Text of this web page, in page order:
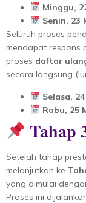
Minggu,
Senin, 23
Seluruh proses
mendapat respons
proses daftar
secara langsung
Selasa,
Rabu, 25
Tahap
Setelah tahap
melanjutkan ke
yang dimulai
Proses ini